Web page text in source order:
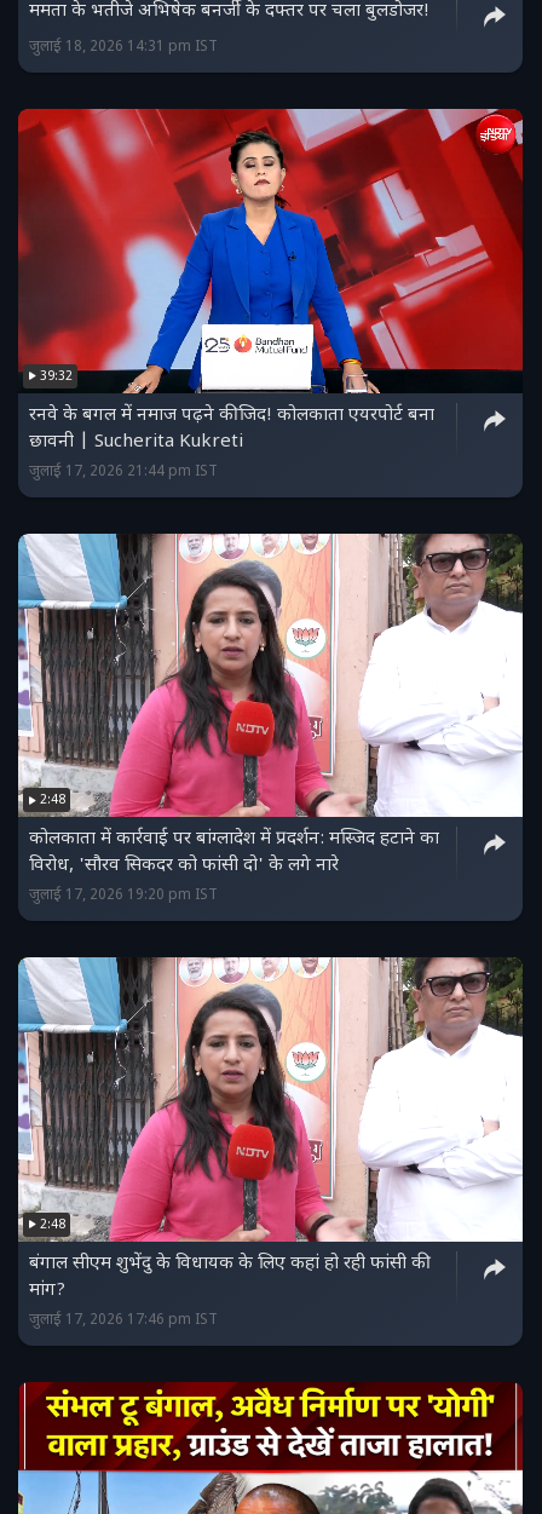
ममता के भतीजे अभिषेक बनर्जी के दफ्तर पर चला बुलडोजर!
जुलाई 18, 2026 14:31 pm IST
39:32
रनवे के बगल में नमाज पढ़ने की जिद! कोलकाता एयरपोर्ट बना
छावनी | Sucherita Kukreti
जुलाई 17, 2026 21:44 pm IST
2:48
कोलकाता में कार्रवाई पर बांग्लादेश में प्रदर्शन: मस्जिद हटाने का
विरोध, 'सौरव सिकदर को फांसी दो' के लगे नारे
जुलाई 17, 2026 19:20 pm IST
2:48
बंगाल सीएम शुभेंदु के विधायक के लिए कहां हो रही फांसी की
मांग?
जुलाई 17, 2026 17:46 pm IST